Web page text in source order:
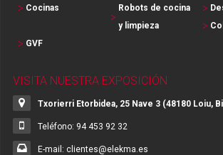
Cocinas
Robots de cocina
y limpieza
GVF
VISITA NUESTRA EXPOSICIÓN
Txorierri Etorbidea, 25 Nave 3 (48180 Loiu,
Teléfono: 94 453 92 32
E-mail: clientes@elekma.es